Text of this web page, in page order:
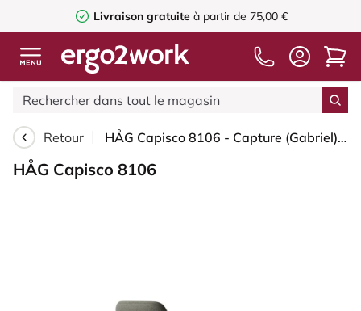
Livraison gratuite à partir de 75,00 €
Retour HÅG Capisco 8106 - Capture (Gabriel) - Laine / Polyamide - CPT4401 - Warm grey - Argent - 200 mm (hauteur d’assise 46–64 cm) - Roues souples pour sols durs
HÅG Capisco 8106